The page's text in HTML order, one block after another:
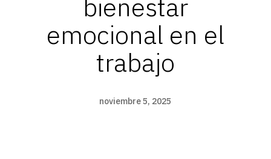
bienestar
emocional en el
trabajo
noviembre 5, 2025